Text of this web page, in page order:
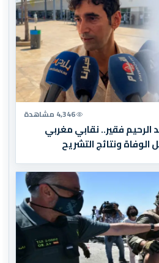
4,346 مشاهدة
فقير.. نقابي مغربي
ونتائج التشريح